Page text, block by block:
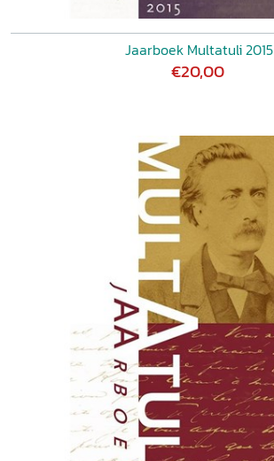
Jaarboek Multatuli 2015
€20,00